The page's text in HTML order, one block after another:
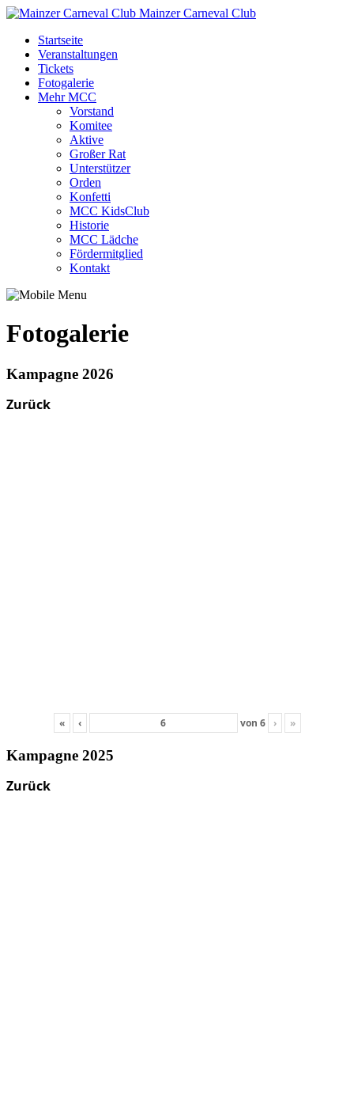
Mainzer Carneval Club
Startseite
Veranstaltungen
Tickets
Fotogalerie
Mehr MCC
Vorstand
Komitee
Aktive
Großer Rat
Unterstützer
Orden
Konfetti
MCC KidsClub
Historie
MCC Lädche
Fördermitglied
Kontakt
Fotogalerie
Kampagne 2026
Zurück
« ‹ von 6 › »
Kampagne 2025
Zurück